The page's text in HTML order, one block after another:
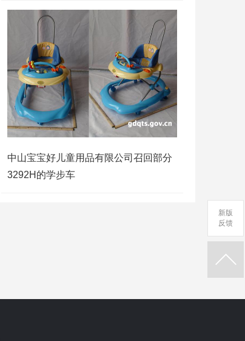
中山宝宝好儿童用品有限公司召回部分
3292H的学步车
新版
反馈